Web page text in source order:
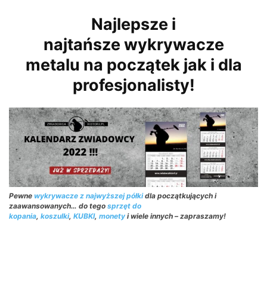
Najlepsze i
najtańsze wykrywacze
metalu na początek jak i dla
profesjonalisty!
Pewne wykrywacze z najwyższej półkidla początkujących i
zaawansowanych… do tego sprzęt do
kopania, koszulki, KUBKI, monety i wiele innych – zapraszamy!